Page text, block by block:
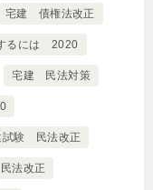
宅建 債権法改正
るには 2020
宅建 民法対策
試験 民法改正
民法改正